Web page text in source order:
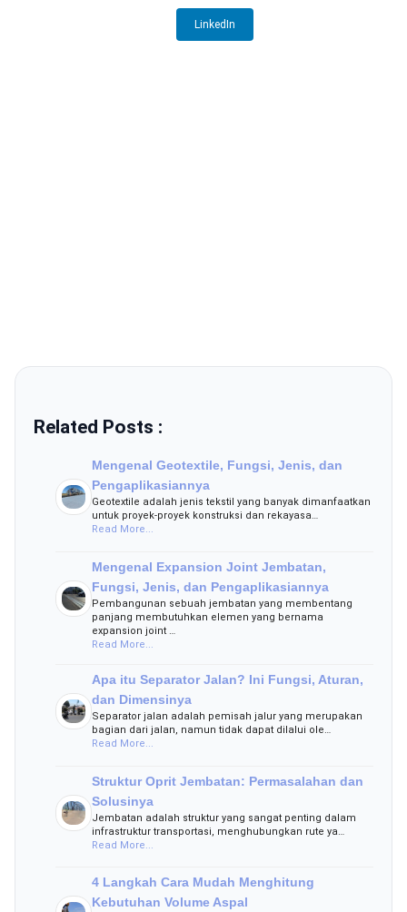
LinkedIn
Related Posts :
Mengenal Geotextile, Fungsi, Jenis, dan
Pengaplikasiannya
Geotextile adalah jenis tekstil yang banyak dimanfaatkan
untuk proyek-proyek konstruksi dan rekayasa…
Read More...
Mengenal Expansion Joint Jembatan,
Fungsi, Jenis, dan Pengaplikasiannya
Pembangunan sebuah jembatan yang membentang
panjang membutuhkan elemen yang bernama
expansion joint …
Read More...
Apa itu Separator Jalan? Ini Fungsi, Aturan,
dan Dimensinya
Separator jalan adalah pemisah jalur yang merupakan
bagian dari jalan, namun tidak dapat dilalui ole…
Read More...
Struktur Oprit Jembatan: Permasalahan dan
Solusinya
Jembatan adalah struktur yang sangat penting dalam
infrastruktur transportasi, menghubungkan rute ya…
Read More...
4 Langkah Cara Mudah Menghitung
Kebutuhan Volume Aspal